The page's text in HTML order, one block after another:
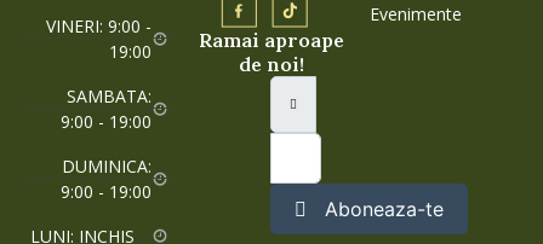
VINERI: 9:00 -
19:00
SAMBATA:
9:00 - 19:00
DUMINICA:
9:00 - 19:00
LUNI: INCHIS
Ramai aproape
de noi!
Aboneaza-te
Evenimente